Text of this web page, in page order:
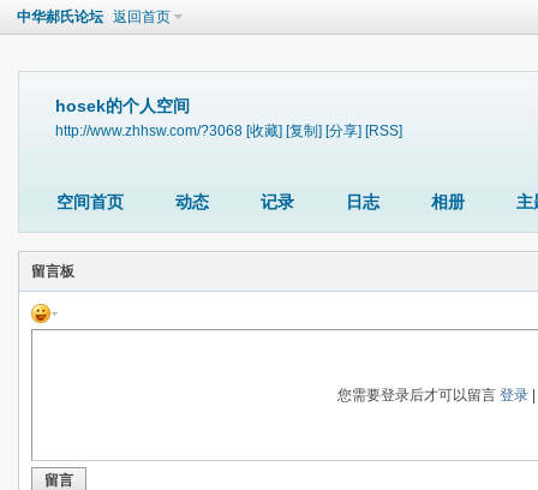
中华郝氏论坛 返回首页
hosek的个人空间
http://www.zhhsw.com/?3068 [收藏] [复制] [分享] [RSS]
空间首页 动态 记录 日志 相册 主
留言板
您需要登录后才可以留言 登录|
留言